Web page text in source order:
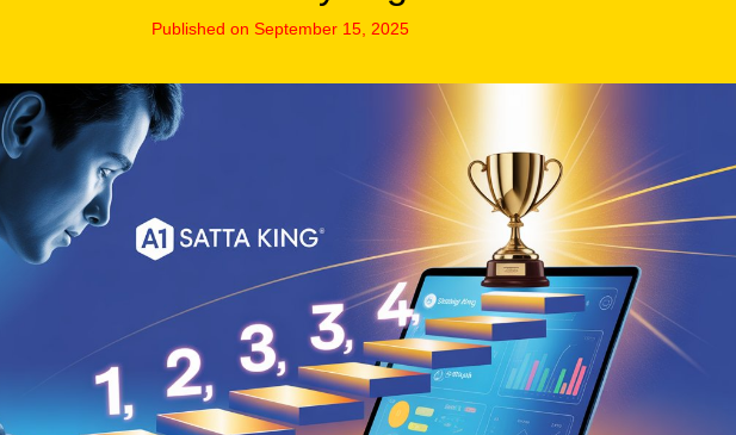
Published on September 15, 2025